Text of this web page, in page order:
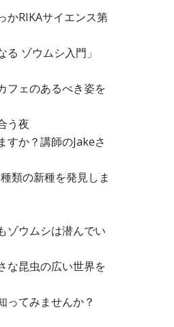
かRIKAサイエンス第
る ゾウムシ入門」
フェのあるべき姿を
う夜
すか？講師のJakeさ
類の新種を発見しま
ゾウムシは潜んでい
な昆虫の広い世界を
ってみませんか？